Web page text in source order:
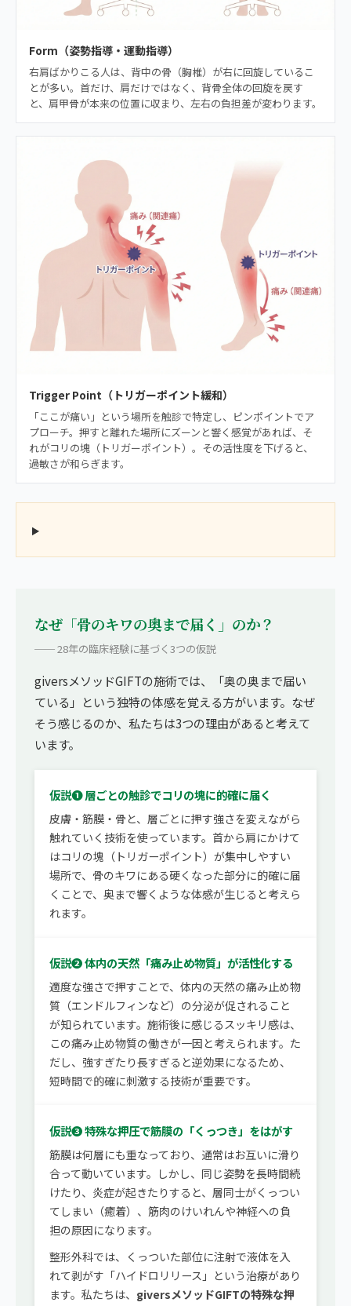
Form（姿勢指導・運動指導）
右肩ばかりこる人は、背中の骨（胸椎）が右に回旋しているこ
とが多い。首だけ、肩だけではなく、背骨全体の回旋を戻す
と、肩甲骨が本来の位置に収まり、左右の負担差が変わります。
Trigger Point（トリガーポイント緩和）
「ここが痛い」という場所を触診で特定し、ピンポイントでア
プローチ。押すと離れた場所にズーンと響く感覚があれば、そ
れがコリの塊（トリガーポイント）。その活性度を下げると、
過敏さが和らぎます。
なぜ「骨のキワの奥まで届く」のか？
── 28年の臨床経験に基づく3つの仮説
giversメソッドGIFTの施術では、「奥の奥まで届い
ている」という独特の体感を覚える方がいます。なぜ
そう感じるのか、私たちは3つの理由があると考えて
います。
仮説❶ 層ごとの触診でコリの塊に的確に届く
皮膚・筋膜・骨と、層ごとに押す強さを変えながら
触れていく技術を使っています。首から肩にかけて
はコリの塊（トリガーポイント）が集中しやすい
場所で、骨のキワにある硬くなった部分に的確に届
くことで、奥まで響くような体感が生じると考えら
れます。
仮説❷ 体内の天然「痛み止め物質」が活性化する
適度な強さで押すことで、体内の天然の痛み止め物
質（エンドルフィンなど）の分泌が促されること
が知られています。施術後に感じるスッキリ感は、
この痛み止め物質の働きが一因と考えられます。た
だし、強すぎたり長すぎると逆効果になるため、
短時間で的確に刺激する技術が重要です。
仮説❸ 特殊な押圧で筋膜の「くっつき」をはがす
筋膜は何層にも重なっており、通常はお互いに滑り
合って動いています。しかし、同じ姿勢を長時間続
けたり、炎症が起きたりすると、層同士がくっつい
てしまい（癒着）、筋肉のけいれんや神経への負
担の原因になります。
整形外科では、くっついた部位に注射で液体を入
れて剥がす「ハイドロリリース」という治療があり
ます。私たちは、 giversメソッドGIFTの特殊な押